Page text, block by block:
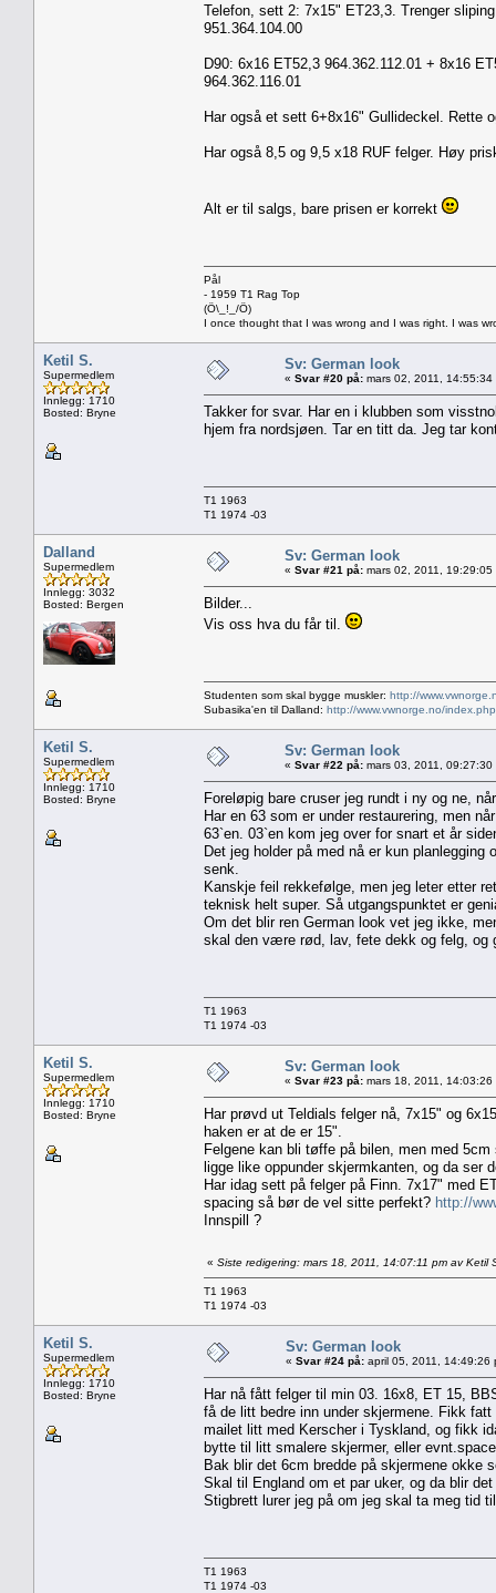
Telefon, sett 2: 7x15" ET23,3. Trenger
951.364.104.00
D90: 6x16 ET52,3 964.362.112.01 + 8x16
964.362.116.01
Har også et sett 6+8x16" Gullideckel. Rette
Har også 8,5 og 9,5 x18 RUF felger. Høy
Alt er til salgs, bare prisen er korrekt
Pål
- 1959 T1 Rag Top
(Ö\_!_/Ö)
I once thought that I was wrong and I was right. I was
Ketil S.
Supermedlem
Innlegg: 1710
Bosted: Bryne
Sv: German look
« Svar #20 på: mars 02, 2011, 14:55:34
Takker for svar. Har en i klubben som
hjem fra nordsjøen. Tar en titt da. Jeg tar
T1 1963
T1 1974 -03
Dalland
Supermedlem
Innlegg: 3032
Bosted: Bergen
Sv: German look
« Svar #21 på: mars 02, 2011, 19:29:05
Bilder...
Vis oss hva du får til.
Studenten som skal bygge muskler: http://
Subasika'en til Dalland: http://www.vwnorge.no/
Ketil S.
Supermedlem
Innlegg: 1710
Bosted: Bryne
Sv: German look
« Svar #22 på: mars 03, 2011, 09:27:30
Foreløpig bare cruser jeg rundt i ny og ne,
Har en 63 som er under restaurering, men
63`en. 03`en kom jeg over for snart et år
Det jeg holder på med nå er kun
senk.
Kanskje feil rekkefølge, men jeg leter etter
teknisk helt super. Så utgangspunktet er
Om det blir ren German look vet jeg ikke,
skal den være rød, lav, fete dekk og felg, og
T1 1963
T1 1974 -03
Ketil S.
Supermedlem
Innlegg: 1710
Bosted: Bryne
Sv: German look
« Svar #23 på: mars 18, 2011, 14:03:26
Har prøvd ut Teldials felger nå, 7x15" og
haken er at de er 15".
Felgene kan bli tøffe på bilen, men med
ligge like oppunder skjermkanten, og da ser
Har idag sett på felger på Finn. 7x17" med
spacing så bør de vel sitte perfekt? http://
Innspill ?
« Siste redigering: mars 18, 2011, 14:07:11 pm av Ketil
T1 1963
T1 1974 -03
Ketil S.
Supermedlem
Innlegg: 1710
Bosted: Bryne
Sv: German look
« Svar #24 på: april 05, 2011, 14:49:26
Har nå fått felger til min 03. 16x8, ET 15,
få de litt bedre inn under skjermene. Fikk
mailet litt med Kerscher i Tyskland, og fikk
bytte til litt smalere skjermer, eller
Bak blir det 6cm bredde på skjermene okke
Skal til England om et par uker, og da blir
Stigbrett lurer jeg på om jeg skal ta meg tid
T1 1963
T1 1974 -03